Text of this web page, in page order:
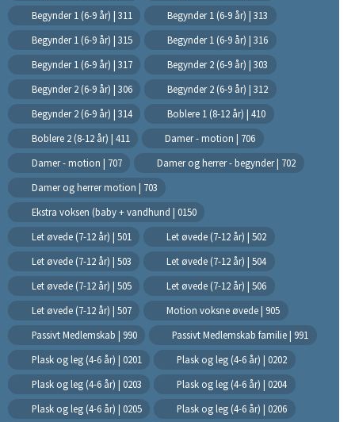
Begynder 1 (6-9 år) | 311
Begynder 1 (6-9 år) | 313
Begynder 1 (6-9 år) | 315
Begynder 1 (6-9 år) | 316
Begynder 1 (6-9 år) | 317
Begynder 2 (6-9 år) | 303
Begynder 2 (6-9 år) | 306
Begynder 2 (6-9 år) | 312
Begynder 2 (6-9 år) | 314
Boblere 1 (8-12 år) | 410
Boblere 2 (8-12 år) | 411
Damer - motion | 706
Damer - motion | 707
Damer og herrer - begynder | 702
Damer og herrer motion | 703
Ekstra voksen (baby + vandhund | 0150
Let øvede (7-12 år) | 501
Let øvede (7-12 år) | 502
Let øvede (7-12 år) | 503
Let øvede (7-12 år) | 504
Let øvede (7-12 år) | 505
Let øvede (7-12 år) | 506
Let øvede (7-12 år) | 507
Motion voksne øvede | 905
Passivt Medlemskab | 990
Passivt Medlemskab familie | 991
Plask og leg (4-6 år) | 0201
Plask og leg (4-6 år) | 0202
Plask og leg (4-6 år) | 0203
Plask og leg (4-6 år) | 0204
Plask og leg (4-6 år) | 0205
Plask og leg (4-6 år) | 0206